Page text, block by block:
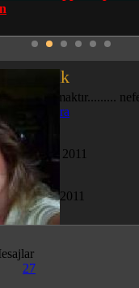
spikabasak
yaşamaktır.........
Ankara
20 Şub 2011
görülme
17 Nis 2011
27